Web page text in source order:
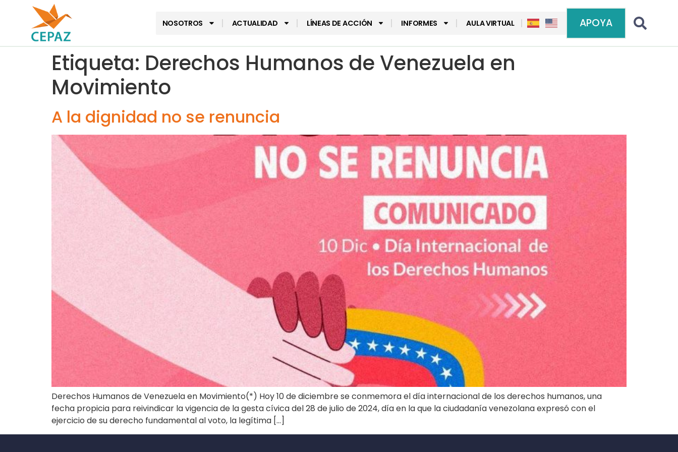
NOSOTROS ACTUALIDAD LÍNEAS DE ACCIÓN INFORMES AULA VIRTUAL APOYA
Etiqueta: Derechos Humanos de Venezuela en
Movimiento
A la dignidad no se renuncia
Derechos Humanos de Venezuela en Movimiento(*) Hoy 10 de diciembre se conmemora el día internacional de los derechos humanos, una
fecha propicia para reivindicar la vigencia de la gesta cívica del 28 de julio de 2024, día en la que la ciudadanía venezolana expresó con el
ejercicio de su derecho fundamental al voto, la legítima […]